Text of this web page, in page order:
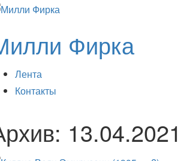
Фирка
Лента
Контакты
13.04.2021